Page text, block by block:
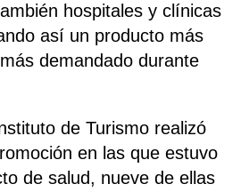
hospitales y clínicas
así un producto más
demandado durante
de Turismo realizó
en las que estuvo
de salud, nueve de ellas